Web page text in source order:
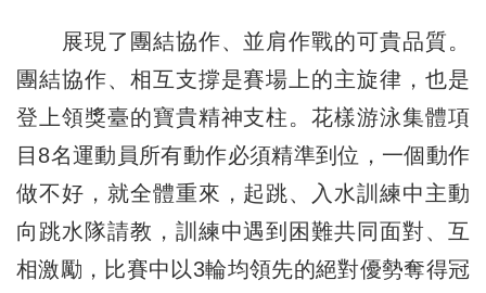
展現了團結協作、並肩作戰的可貴品質。
團結協作、相互支撐是賽場上的主旋律，也是
登上領獎臺的寶貴精神支柱。花樣游泳集體項
目8名運動員所有動作必須精準到位，一個動作
做不好，就全體重來，起跳、入水訓練中主動
向跳水隊請教，訓練中遇到困難共同面對、互
相激勵，比賽中以3輪均領先的絕對優勢奪得冠